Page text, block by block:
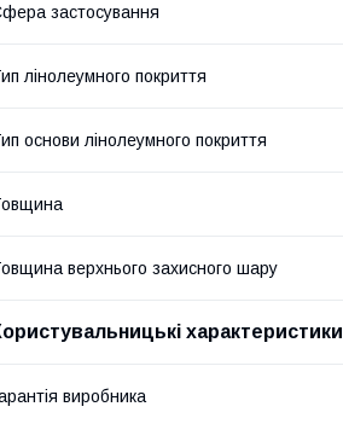
застосування
лінолеумного покриття
основи лінолеумного покриття
верхнього захисного шару
характеристики
виробника